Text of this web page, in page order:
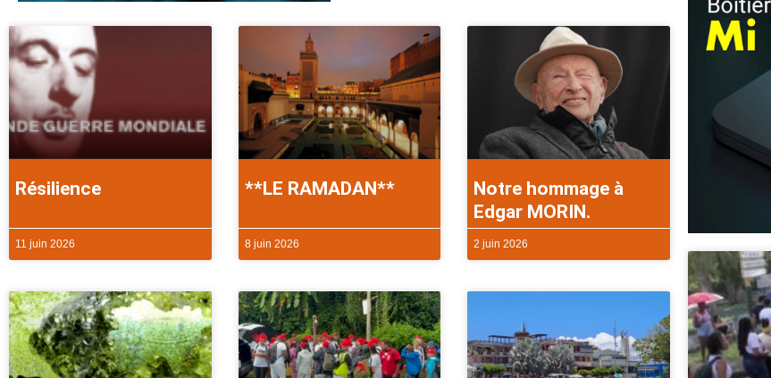
Résilience
11 juin 2026
**LE RAMADAN**
8 juin 2026
Notre hommage à
Edgar MORIN.
2 juin 2026